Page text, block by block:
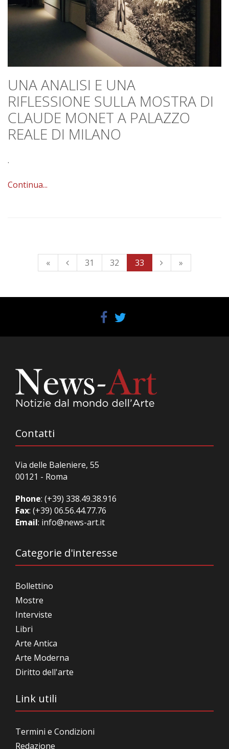
UNA ANALISI E UNA
RIFLESSIONE SULLA MOSTRA DI
CLAUDE MONET A PALAZZO
REALE DI MILANO
.
Continua...
« 31 32 33 »
Contatti
Via delle Baleniere, 55
00121 - Roma
Phone: (+39) 338.49.38.916
Fax: (+39) 06.56.44.77.76
Email: info@news-art.it
Categorie d'interesse
Bollettino
Mostre
Interviste
Libri
Arte Antica
Arte Moderna
Diritto dell'arte
Link utili
Termini e Condizioni
Redazione